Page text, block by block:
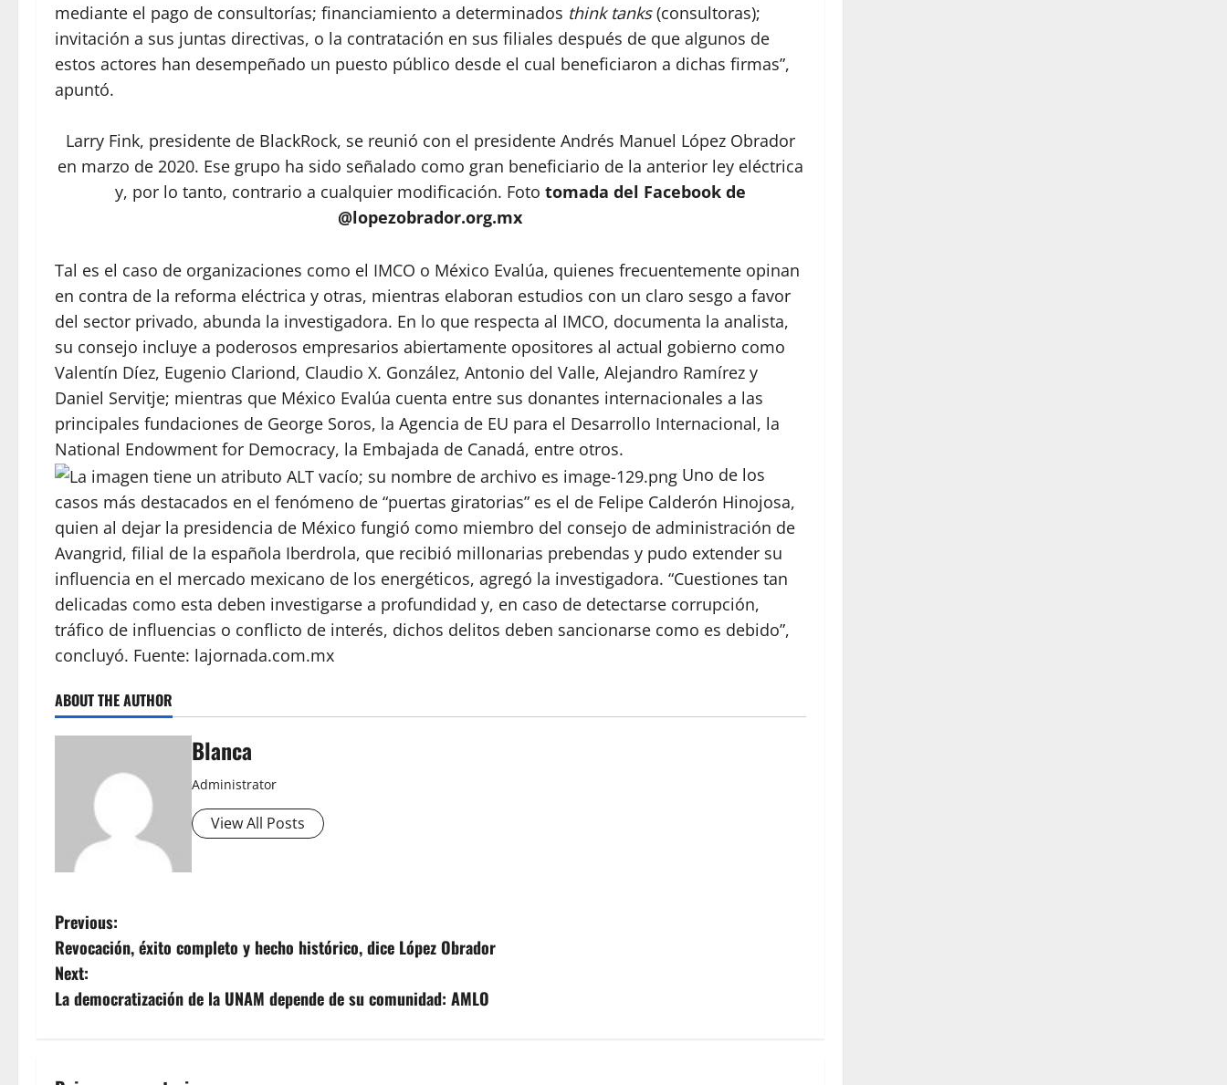
mediante el pago de consultorías; financiamiento a determinados think tanks(consultoras);
invitación a sus juntas directivas, o la contratación en sus filiales después de que algunos de
estos actores han desempeñado un puesto público desde el cual beneficiaron a dichas firmas”,
apuntó.
Larry Fink, presidente de BlackRock, se reunió con el presidente Andrés Manuel López Obrador
en marzo de 2020. Ese grupo ha sido señalado como gran beneficiario de la anterior ley eléctrica
y, por lo tanto, contrario a cualquier modificación. Foto tomada del Facebook de
@lopezobrador.org.mx
Tal es el caso de organizaciones como el IMCO o México Evalúa, quienes frecuentemente opinan
en contra de la reforma eléctrica y otras, mientras elaboran estudios con un claro sesgo a favor
del sector privado, abunda la investigadora. En lo que respecta al IMCO, documenta la analista,
su consejo incluye a poderosos empresarios abiertamente opositores al actual gobierno como
Valentín Díez, Eugenio Clariond, Claudio X. González, Antonio del Valle, Alejandro Ramírez y
Daniel Servitje; mientras que México Evalúa cuenta entre sus donantes internacionales a las
principales fundaciones de George Soros, la Agencia de EU para el Desarrollo Internacional, la
National Endowment for Democracy, la Embajada de Canadá, entre otros.
Uno de los
casos más destacados en el fenómeno de “puertas giratorias” es el de Felipe Calderón Hinojosa,
quien al dejar la presidencia de México fungió como miembro del consejo de administración de
Avangrid, filial de la española Iberdrola, que recibió millonarias prebendas y pudo extender su
influencia en el mercado mexicano de los energéticos, agregó la investigadora. “Cuestiones tan
delicadas como esta deben investigarse a profundidad y, en caso de detectarse corrupción,
tráfico de influencias o conflicto de interés, dichos delitos deben sancionarse como es debido”,
concluyó. Fuente: lajornada.com.mx
ABOUT THE AUTHOR
Blanca
Administrator
View All Posts
P
o
s
Previous:
Revocación, éxito completo y hecho histórico, dice López Obrador
Next:
La democratización de la UNAM depende de su comunidad: AMLO